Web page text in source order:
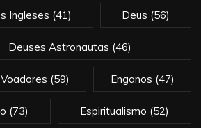
Ingleses (41) Deus (56)
Deuses Astronautas (46)
(59) Enganos (47)
(73) Espiritualismo (52)